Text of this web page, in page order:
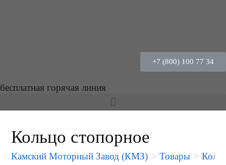
+7 (800) 100 77 34
бесплатная горячая линия
Кольцо стопорное
Камский Моторный Завод (КМЗ) > Товары >